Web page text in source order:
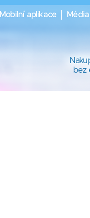
Mobilní aplikace Média
bez